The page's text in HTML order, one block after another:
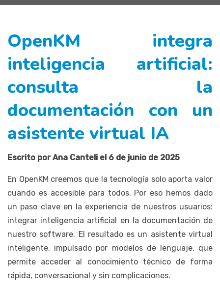
OpenKM integra
inteligencia artificial:
consulta la
documentación con un
asistente virtual IA
Escrito por Ana Canteli el 6 de junio de 2025
En OpenKM creemos que la tecnología solo aporta valor
cuando es accesible para todos. Por eso hemos dado
un paso clave en la experiencia de nuestros usuarios:
integrar inteligencia artificial en la documentación de
nuestro software. El resultado es un asistente virtual
inteligente, impulsado por modelos de lenguaje, que
permite acceder al conocimiento técnico de forma
rápida, conversacional y sin complicaciones.